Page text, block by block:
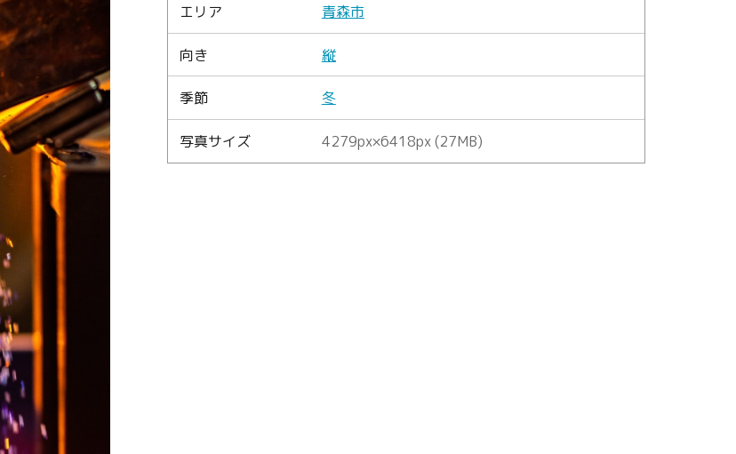
パンフレットダウンロード
運営組織について
Language
English
MICE・教育・観光事業者の皆様へ
エリア 青森市
向き 縦
季節 冬
写真サイズ 4279px×6418px (27MB)